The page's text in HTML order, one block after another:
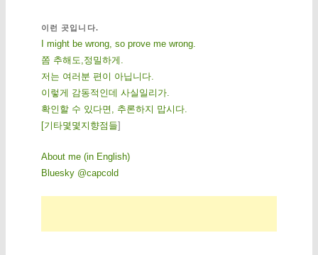
이런 곳입니다.
I might be wrong, so prove me wrong.
쫌 추해도,정밀하게.
저는 여러분 편이 아닙니다.
이렇게 감동적인데 사실일리가.
확인할 수 있다면, 추론하지 맙시다.
[기 타몇 몇 지 향점 들]
About me (in English)
Bluesky @capcold